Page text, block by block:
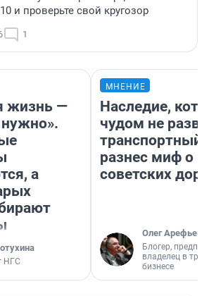
и проверьте свой кругозор
1
жизнь —
а
НГС
МНЕНИЕ
Наследие,
чудом не
транспортный
разнес миф о
советских
Олег Арефьев
Блогер,
владелец в
бизнесе